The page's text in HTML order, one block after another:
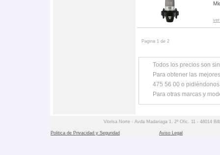
Pagina 1 de 2
Todos los precios son
Para obtener las
475 56 00 o
Para otras marcas y
Vitelsa Norte - Avda Madariaga 1, 2º Ofic. 11 - 48014
Politica de Privacidad y Seguridad Aviso Legal